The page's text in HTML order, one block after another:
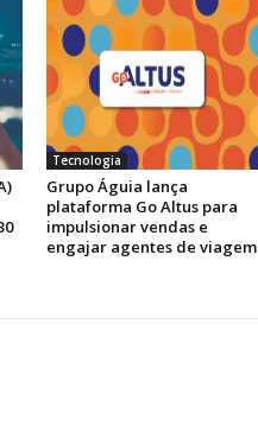
Tecnologia
Grupo Águia lança
plataforma Go Altus para
impulsionar vendas e
engajar agentes de viagem